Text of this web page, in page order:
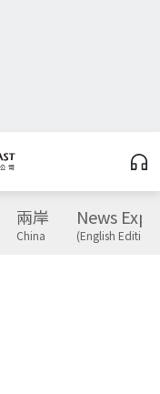
兩岸
China
News
(English Edition)